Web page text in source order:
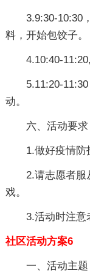
3.9:30-10:30，
料，开始包饺子。
4.10:40-11:20,
5.11:20-11:30
动。
六、活动要求
1.做好疫情防
2.请志愿者服
戏。
3.活动时注意老
社区活动方案6
一、活动主题